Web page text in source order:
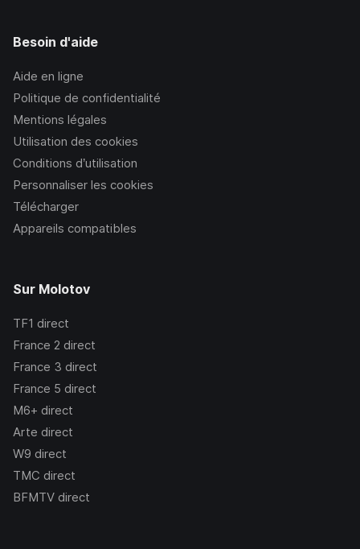
Besoin d'aide
Aide en ligne
Politique de confidentialité
Mentions légales
Utilisation des cookies
Conditions d’utilisation
Personnaliser les cookies
Télécharger
Appareils compatibles
Sur Molotov
TF1 direct
France 2 direct
France 3 direct
France 5 direct
M6+ direct
Arte direct
W9 direct
TMC direct
BFMTV direct